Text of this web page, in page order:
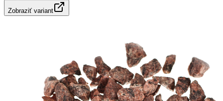
Zobraziť variant